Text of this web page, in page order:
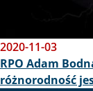
2020-11-03
RPO Adam
różnorodność